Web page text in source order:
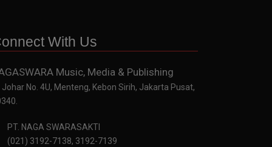
With Us
Music, Media & Publishing
Johar No. 4U, Menteng, Kebon Sirih, Jakarta Pusat,
PT. NAGA SWARASAKTI
(021) 3192-7138, 3192-7139